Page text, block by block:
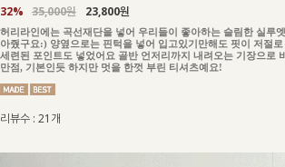
32% 35,000원 23,800원
허리라인에는 곡선재단을 넣어 우리들이 좋아하는 슬림한 실루
아줬구요:) 양옆으로는 핀턱을 넣어 입고있기만해도 핏이 저절
세련된 포인트도 넣었어요 골반 언저리까지 내려오는 기장으로
만점, 기본인듯 하지만 멋을 한껏 부린 티셔츠예요!
리뷰수 : 21개